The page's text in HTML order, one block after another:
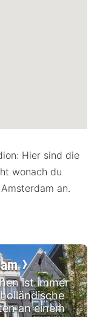
Hier sind die
wonach du
an.
ist immer
an einem